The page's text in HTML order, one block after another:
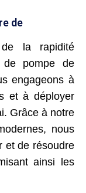
de
de la rapidité
de pompe de
engageons à
et à déployer
Grâce à notre
nous
et de résoudre
ainsi les